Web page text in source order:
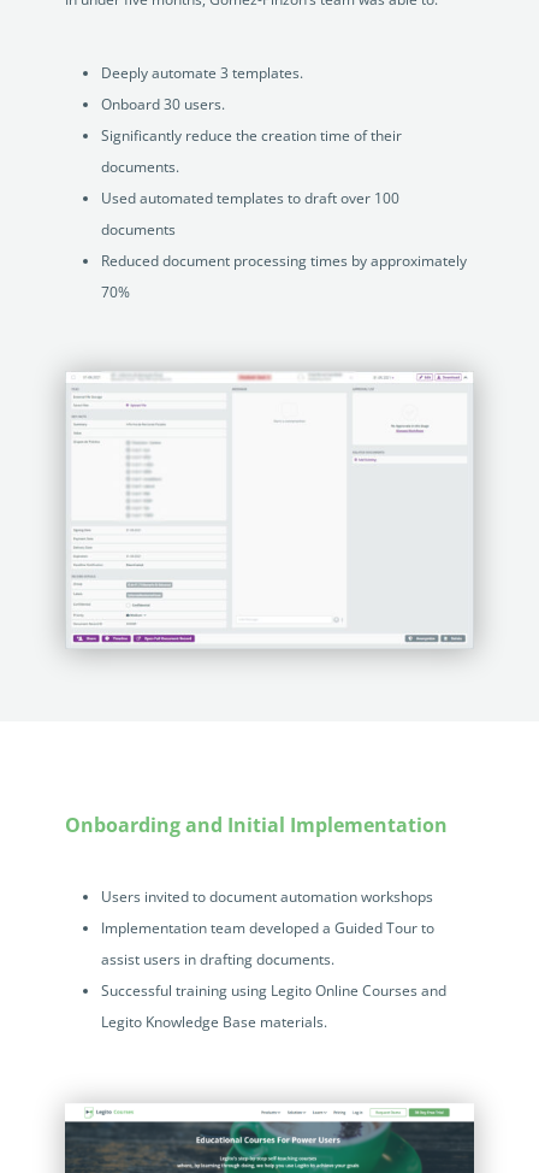
Deeply automate 3 templates.
Onboard 30 users.
Significantly reduce the creation time of their
documents.
Used automated templates to draft over 100
documents
Reduced document processing times by approximately
70%
Onboarding and Initial Implementation
Users invited to document automation workshops
Implementation team developed a Guided Tour to
assist users in drafting documents.
Successful training using Legito Online Courses and
Legito Knowledge Base materials.